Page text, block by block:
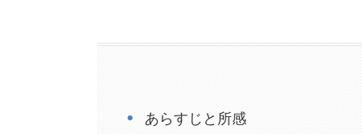
あらすじと所感